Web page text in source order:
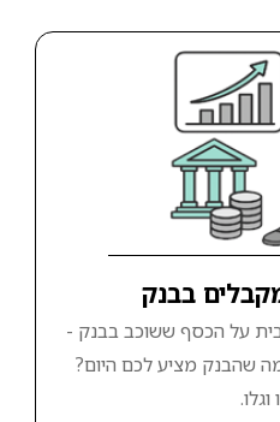
בבנק
על הכסף ששוכב בבנק -
שהבנק מציע לכם היום?
וגלו.